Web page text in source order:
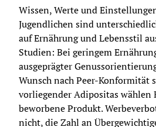
Wissen, Werte und
Jugendlichen sind
auf Ernährung und Lebensstil
Studien: Bei geringem
ausgeprägter
Wunsch nach Peer-Konformität
vorliegender Adipositas wählen
beworbene Produkt.
nicht, die Zahl an